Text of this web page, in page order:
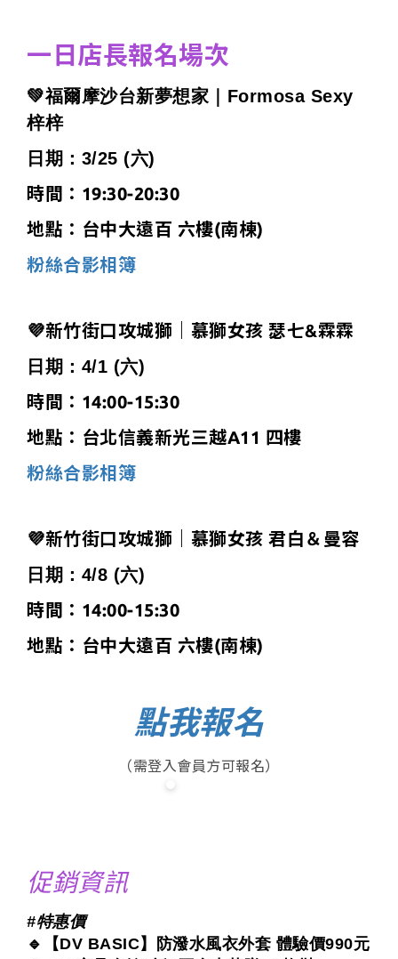
一日店長報名場次
💚福爾摩沙台新夢想家｜Formosa Sexy
梓梓
日期：3/25 (六)
時間：19:30-20:30
地點：台中大遠百 六樓(南棟)
粉絲合影相簿
💜新竹街口攻城獅｜慕獅女孩 瑟七&霖霖
日期：4/1 (六)
時間：14:00-15:30
地點：台北信義新光三越A11 四樓
粉絲合影相簿
💜新竹街口攻城獅｜慕獅女孩 君白＆曼容
日期：4/8 (六)
時間：14:00-15:30
地點：台中大遠百 六樓(南棟)
點我報名
（需登入會員方可報名）
促銷資訊
#特惠價
🔹【DV BASIC】防潑水風衣外套 體驗價990元